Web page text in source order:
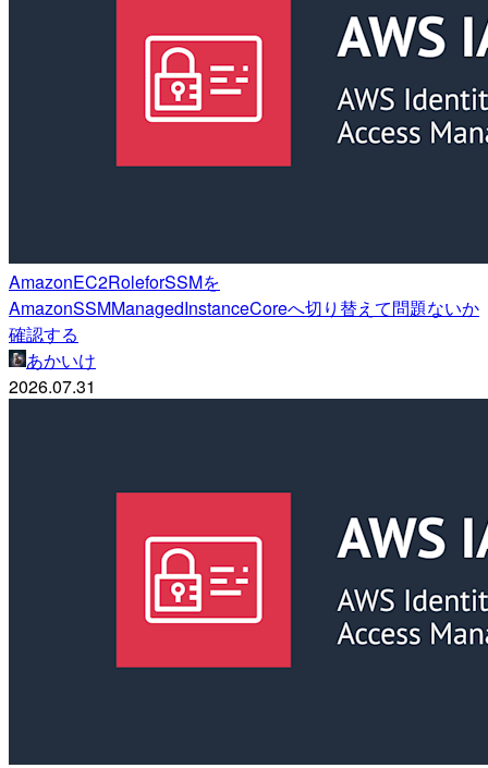
AmazonEC2RoleforSSMを
AmazonSSMManagedInstanceCoreへ切り替えて問題ないか
確認する
あかいけ
2026.07.31